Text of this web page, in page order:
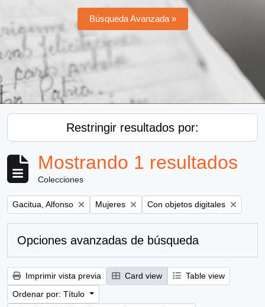
Búsqueda Avanzada »
Restringir resultados por:
Mostrando 1 resultados
Colecciones
Remove filter:
Gacitua, Alfonso Remove filter:
Mujeres Remove filter:
Con objetos digitales
Opciones avanzadas de búsqueda
Imprimir vista previa Card view
Table view
Ordenar por: Título